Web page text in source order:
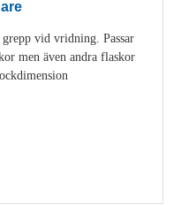
vid vridning. Passar
men även andra flaskor